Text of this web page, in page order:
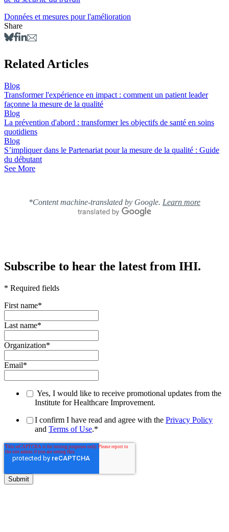
Données et mesures pour l'amélioration
Share
Related Articles
Blog
Transformer l'expérience en impact : comment un patient leader
façonne la mesure de la qualité
Blog
La prévention d'abord : transformer les objectifs de santé en soins
quotidiens
Blog
S’impliquer dans le Partenariat pour la mesure de la qualité : Guide
du débutant
See More
*Content machine-translated by Google. Learn more
Subscribe to hear the latest from IHI.
* Required fields
First name*
Last name*
Organization*
Email*
Yes, I would like to receive promotional updates from the
Institute for Healthcare Improvement.
I confirm I have read and agree with the Privacy Policy
and Terms of Use.*